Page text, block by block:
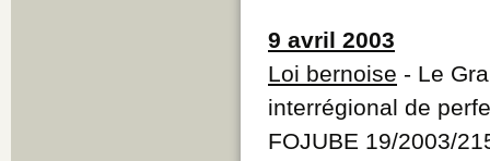
9 avril 2003
Loi bernoise - Le
interrégional de
FOJUBE 19/2003/